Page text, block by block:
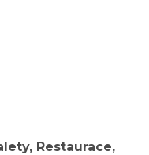
Restaurace,